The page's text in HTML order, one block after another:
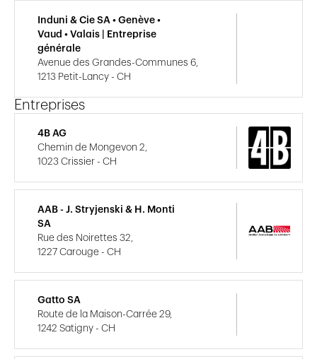
Induni & Cie SA • Genève •
Vaud • Valais | Entreprise
générale
Avenue des Grandes-Communes 6,
1213 Petit-Lancy - CH
Entreprises
4B AG
Chemin de Mongevon 2,
1023 Crissier - CH
AAB - J. Stryjenski & H. Monti
SA
Rue des Noirettes 32,
1227 Carouge - CH
Gatto SA
Route de la Maison-Carrée 29,
1242 Satigny - CH